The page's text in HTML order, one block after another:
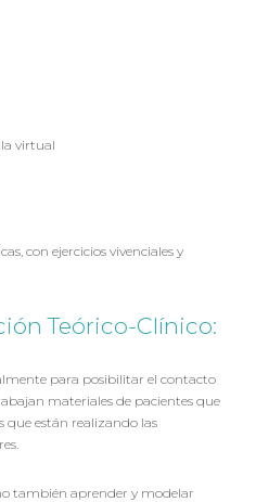
virtual
con ejercicios vivenciales y
Teórico-Clínico:
para posibilitar el contacto
materiales de pacientes que
que están realizando las
también aprender y modelar